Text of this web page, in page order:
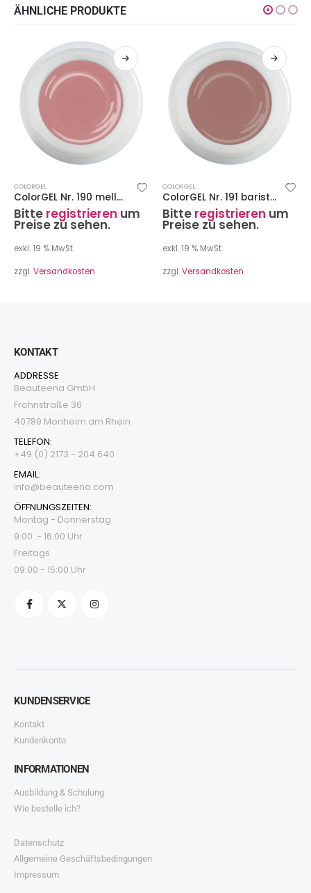
ÄHNLICHE PRODUKTE
COLORGEL
ColorGEL Nr. 190 mellow rose 7 ml
Bitte registrieren um
Preise zu sehen.
exkl. 19 % MwSt.
zzgl.Versandkosten
COLORGEL
ColorGEL Nr. 191 barista 7 ml
Bitte registrieren um
Preise zu sehen.
exkl. 19 % MwSt.
zzgl.Versandkosten
KONTAKT
ADDRESSE
Beauteena GmbH
Frohnstraße 36
40789 Monheim am Rhein
TELEFON:
+49 (0) 2173 - 204 640
EMAIL:
info@beauteena.com
ÖFFNUNGSZEITEN:
Montag - Donnerstag
9:00 - 16:00 Uhr
Freitags
09:00 - 15:00 Uhr
KUNDENSERVICE
Kontakt
Kundenkonto
INFORMATIONEN
Ausbildung & Schulung
Wie bestelle ich?
Datenschutz
Allgemeine Geschäftsbedingungen
Impressum